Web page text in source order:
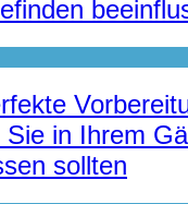
Sie in Ihrem
sollten